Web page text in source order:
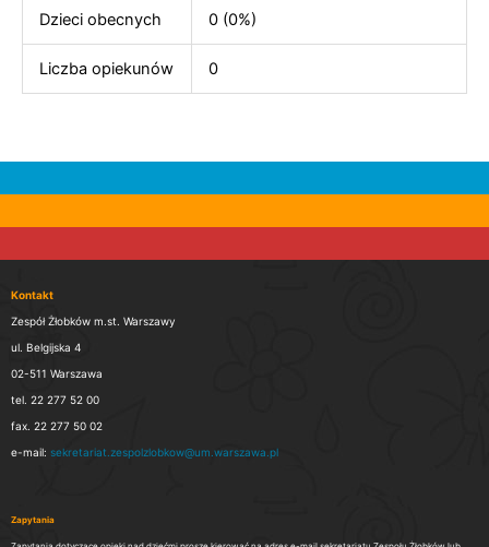
Dzieci obecnych 0 (0%)
Liczba opiekunów 0
Kontakt
Zespół Żłobków m.st. Warszawy
ul. Belgijska 4
02-511 Warszawa
tel. 22 277 52 00
fax. 22 277 50 02
e-mail: sekretariat.zespolzlobkow@um.warszawa.pl
Zapytania